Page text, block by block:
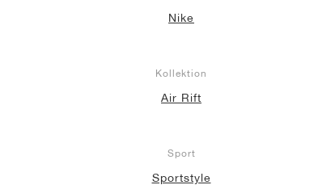
Nike
Kollektion
Air Rift
Sport
Sportstyle